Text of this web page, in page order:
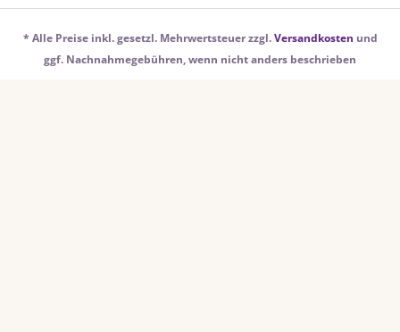
* Alle Preise inkl. gesetzl. Mehrwertsteuer zzgl.Versandkosten und
ggf. Nachnahmegebühren, wenn nicht anders beschrieben